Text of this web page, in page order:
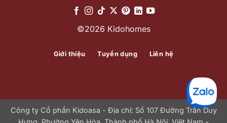
©2026 Kidohomes
Giới thiệu Tuyển dụng Liên hệ
Công ty Cổ phần Kidoasa - Địa chỉ: Số 107 Đường Trần Duy